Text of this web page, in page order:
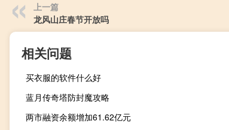
上一篇
龙风山庄春节开放吗
相关问题
买衣服的软件什么好
蓝月传奇塔防封魔攻略
两市融资余额增加61.62亿元